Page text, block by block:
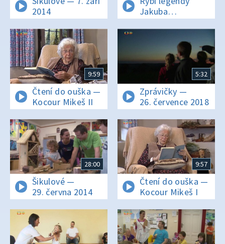
2014
Jakuba
Vágnera — Indie
I.
9:59
Čtení do ouška —
Kocour Mikeš II
5:32
Zprávičky —
26. července 2018
28:00
Šikulové —
29. června 2014
9:57
Čtení do ouška —
Kocour Mikeš I